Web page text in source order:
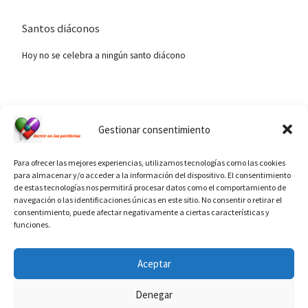
Gestionar consentimiento
Para ofrecer las mejores experiencias, utilizamos tecnologías como las cookies
para almacenar y/o acceder a la información del dispositivo. El consentimiento
de estas tecnologías nos permitirá procesar datos como el comportamiento de
navegación o las identificaciones únicas en este sitio. No consentir o retirar el
consentimiento, puede afectar negativamente a ciertas características y
funciones.
Aceptar
Denegar
Santos diáconos
Hoy no se celebra a ningún santo diácono